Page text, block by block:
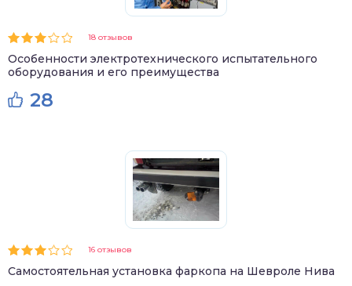
18 отзывов
Особенности электротехнического испытательного
оборудования и его преимущества
28
16 отзывов
Самостоятельная установка фаркопа на Шевроле Нива